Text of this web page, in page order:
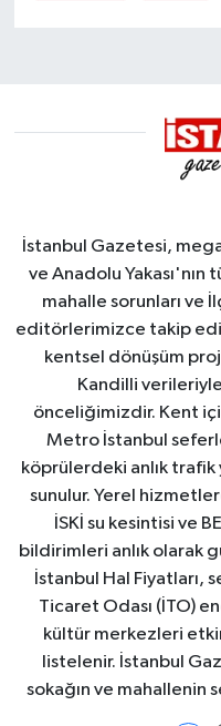
İstanbul Gazetesi,
ve Anadolu
mahalle sorunları ve
editörlerimizce takip
kentsel dönüşüm
Kandilli
önceliğimizdir. Kent içi
Metro İstanbul
köprülerdeki anlık
sunulur. Yerel
İSKİ su kesintisi ve
bildirimleri anlık olarak
İstanbul Hal Fiyatları,
Ticaret Odası (İTO)
kültür merkezleri
listelenir. İstanbul
sokağın ve mahallenin